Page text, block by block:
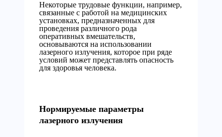
Некоторые трудовые функции, например,
связанные с работой на медицинских
установках, предназначенных для
проведения различного рода
оперативных вмешательств,
основываются на использовании
лазерного излучения, которое при ряде
условий может представлять опасность
для здоровья человека.
Нормируемые параметры
лазерного излучения